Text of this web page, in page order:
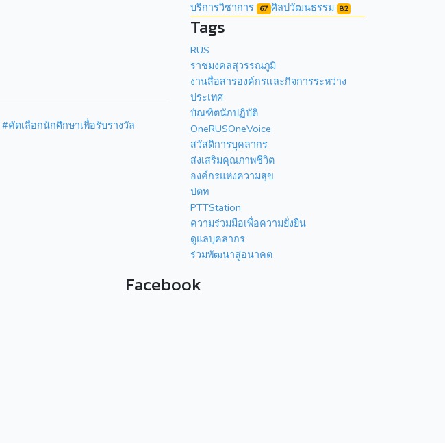
#คัดเลือกนักศึกษาเพื่อรับรางวัล
บริการวิชาการ 67 ศิลปวัฒนธรรม 82
Tags
RUS
ราชมงคลสุวรรณภูมิ
งานสื่อสารองค์กรเเละกิจการระหว่าง
ประเทศ
บัณฑิตนักปฏิบัติ
OneRUSOneVoice
สวัสดิการบุคลากร
ส่งเสริมคุณภาพชีวิต
องค์กรแห่งความสุข
ปตท
PTTStation
ความร่วมมือเพื่อความยั่งยืน
ดูแลบุคลากร
ร่วมพัฒนาสู่อนาคต
Facebook